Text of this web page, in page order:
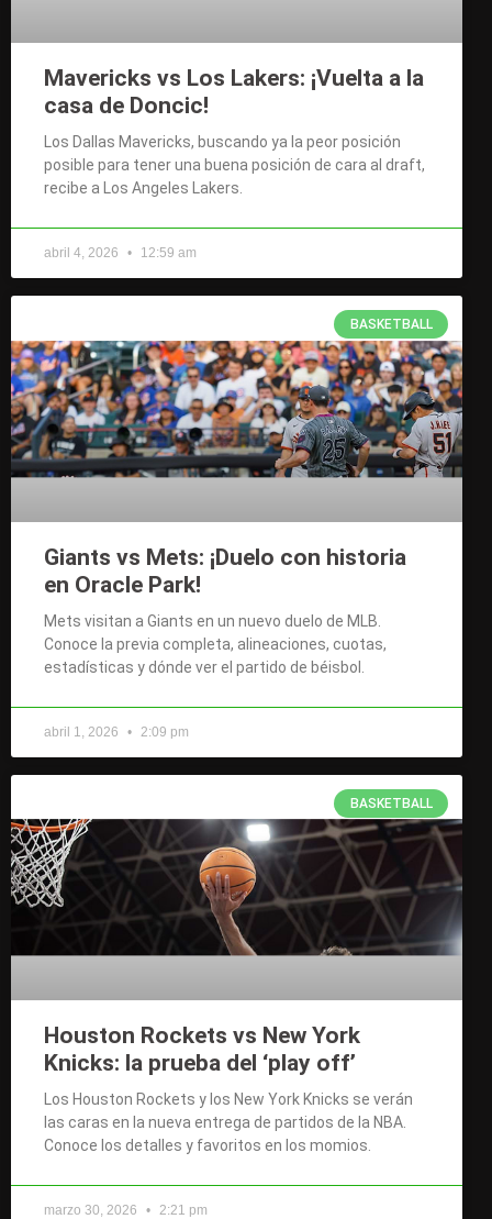
Mavericks vs Los Lakers: ¡Vuelta a la
casa de Doncic!
Los Dallas Mavericks, buscando ya la peor posición
posible para tener una buena posición de cara al draft,
recibe a Los Angeles Lakers.
abril 4, 2026 12:59 am
BASKETBALL
Giants vs Mets: ¡Duelo con historia
en Oracle Park!
Mets visitan a Giants en un nuevo duelo de MLB.
Conoce la previa completa, alineaciones, cuotas,
estadísticas y dónde ver el partido de béisbol.
abril 1, 2026 2:09 pm
BASKETBALL
Houston Rockets vs New York
Knicks: la prueba del ‘play off’
Los Houston Rockets y los New York Knicks se verán
las caras en la nueva entrega de partidos de la NBA.
Conoce los detalles y favoritos en los momios.
marzo 30, 2026 2:21 pm